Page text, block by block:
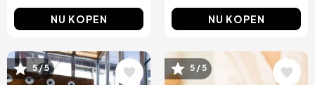
NU KOPEN NU KOPEN
Afbeelding
5 / 5 Afbeelding
5 / 5